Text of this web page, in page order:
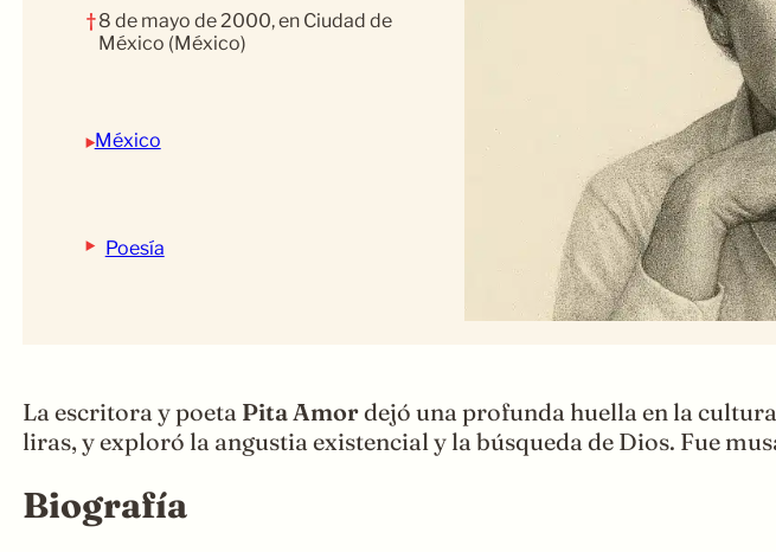
†8 de mayo de 2000, en Ciudad de
México (México)
‣México
‣ Poesía
La escritora y poeta Pita Amordejó una profunda huella en la
liras, y exploró la angustia existencial y la búsqueda de Dios. Fue
Biografía